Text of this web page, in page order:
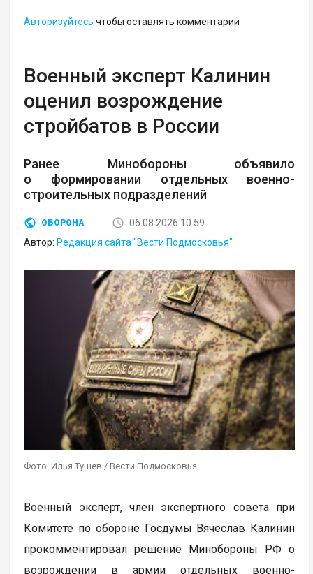
Авторизуйтесь чтобы оставлять комментарии
Военный эксперт Калинин
оценил возрождение
стройбатов в России
Ранее Минобороны объявило
о формировании отдельных военно-
строительных подразделений
ОБОРОНА
06.08.2026 10:59
Автор: Редакция сайта "Вести Подмосковья"
Фото: Илья Тушев / Вести Подмосковья
Военный эксперт, член экспертного совета при
Комитете по обороне Госдумы Вячеслав Калинин
прокомментировал решение Минобороны РФ о
возрождении в армии отдельных военно-